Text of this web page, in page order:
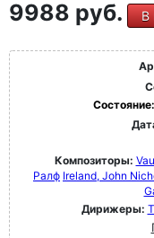
9988 руб. В
Состояние:
Композиторы:
Ралф Ireland, John
Дирижеры: